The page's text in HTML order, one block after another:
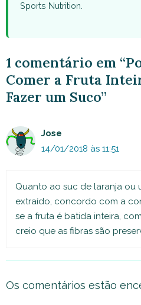
Sports Nutrition.
1 comentário em
Comer a Fruta
Fazer um Suco”
Jose
14/01/2018 às 11:51
Quanto ao suc de laranja ou
extraído, concordo com a
se a fruta é batida inteira,
creio que as fibras são
Os comentários estão